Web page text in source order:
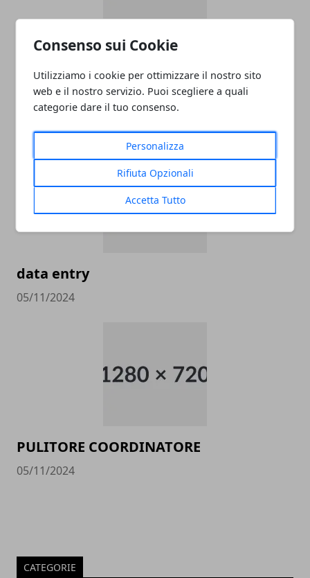
Consenso sui Cookie
Utilizziamo i cookie per ottimizzare il nostro sito
web e il nostro servizio. Puoi scegliere a quali
categorie dare il tuo consenso.
Personalizza
Rifiuta Opzionali
Accetta Tutto
ADDETTO/A ALLE VENDITE
CATEGORIE PROTETTE - OUTLET CASTEL
ROMANO
data entry
05/11/2024
PULITORE COORDINATORE
05/11/2024
CATEGORIE